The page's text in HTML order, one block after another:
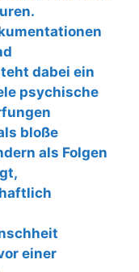
dabei ein
psychische
bloße
als Folgen
einer